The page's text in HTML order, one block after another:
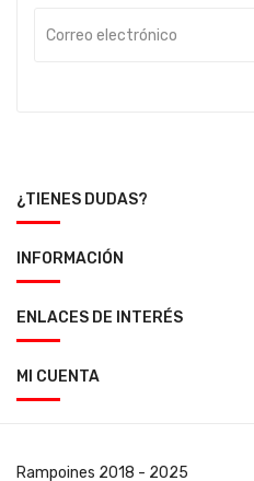
¿TIENES DUDAS?
INFORMACIÓN
ENLACES DE INTERÉS
MI CUENTA
Rampoines 2018 - 2025